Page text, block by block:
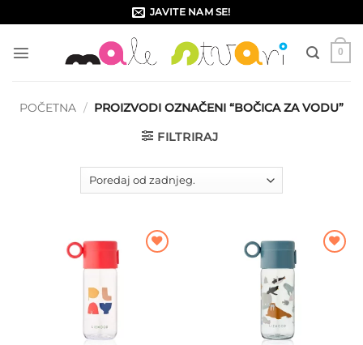
to
content
JAVITE NAM SE!
0
POČETNA / PROIZVODI OZNAČENI “BOČICA ZA VODU”
FILTRIRAJ